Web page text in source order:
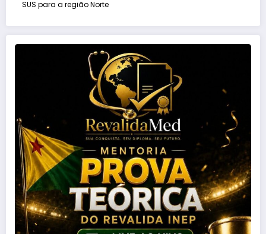
SUS para a região Norte